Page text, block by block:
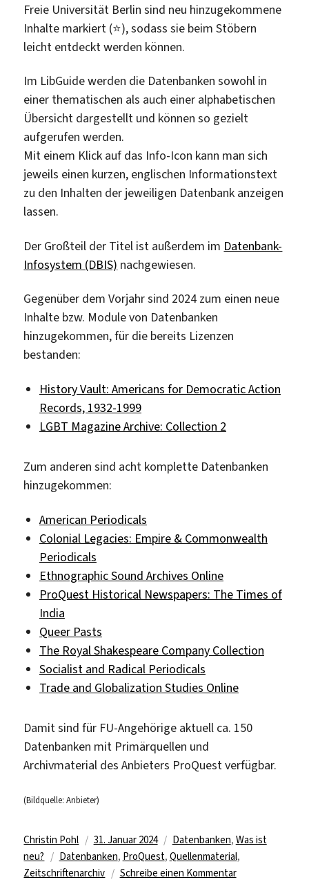
Freie Universität Berlin sind neu hinzugekommene
Inhalte markiert (⭐), sodass sie beim Stöbern
leicht entdeckt werden können.
Im LibGuide werden die Datenbanken sowohl in
einer thematischen als auch einer alphabetischen
Übersicht dargestellt und können so gezielt
aufgerufen werden.
Mit einem Klick auf das Info-Icon kann man sich
jeweils einen kurzen, englischen Informationstext
zu den Inhalten der jeweiligen Datenbank anzeigen
lassen.
Der Großteil der Titel ist außerdem im Datenbank-
Infosystem (DBIS) nachgewiesen.
Gegenüber dem Vorjahr sind 2024 zum einen neue
Inhalte bzw. Module von Datenbanken
hinzugekommen, für die bereits Lizenzen
bestanden:
History Vault: Americans for Democratic Action
Records, 1932-1999
LGBT Magazine Archive: Collection 2
Zum anderen sind acht komplette Datenbanken
hinzugekommen:
American Periodicals
Colonial Legacies: Empire & Commonwealth
Periodicals
Ethnographic Sound Archives Online
ProQuest Historical Newspapers: The Times of
India
Queer Pasts
The Royal Shakespeare Company Collection
Socialist and Radical Periodicals
Trade and Globalization Studies Online
Damit sind für FU-Angehörige aktuell ca. 150
Datenbanken mit Primärquellen und
Archivmaterial des Anbieters ProQuest verfügbar.
(Bildquelle: Anbieter)
Autor
Christin Pohl
Veröffentlicht
am
31. Januar 2024 Kategorien
Datenbanken, Was ist
neu?
Schlagwörter
Datenbanken, ProQuest, Quellenmaterial,
Zeitschriftenarchiv
Schreibe einen Kommentarzu